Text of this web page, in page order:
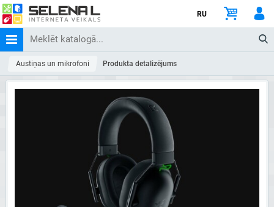
RU
Austiņas un mikrofoni Produkta detalizējums